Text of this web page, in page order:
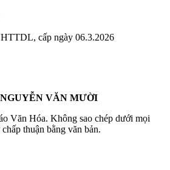
cấp ngày 06.3.2026
VĂN MƯỜI
Văn Hóa. Không sao chép dưới mọi
thuận bằng văn bản.